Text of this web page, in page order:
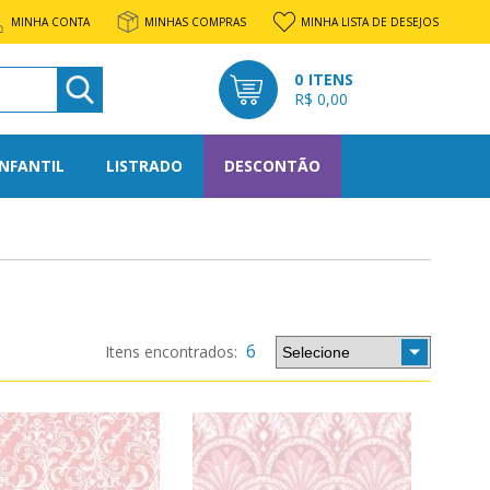
MINHA CONTA MINHAS COMPRAS MINHA LISTA DE DESEJOS
0
R$ 0,00
LISTRADO DESCONTÃO
6